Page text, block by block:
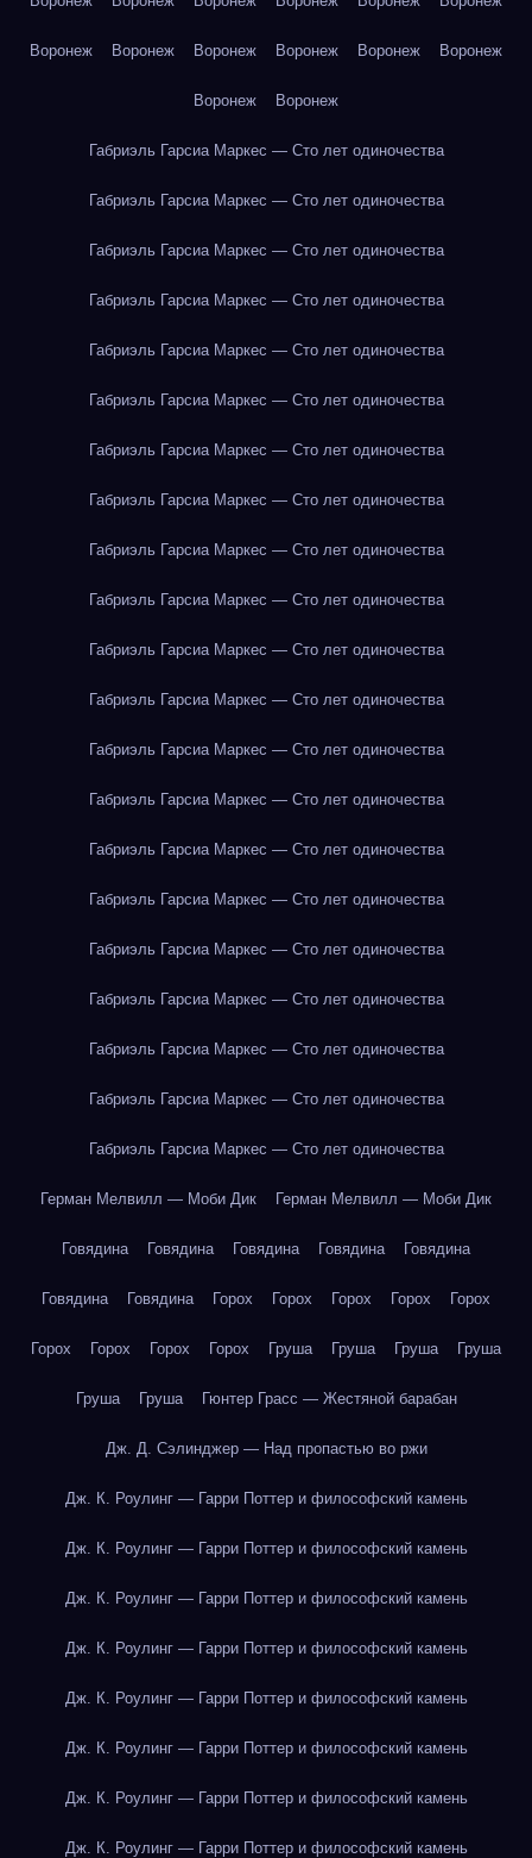
Воронеж Воронеж Воронеж Воронеж Воронеж Воронеж
Воронеж Воронеж
Габриэль Гарсиа Маркес — Сто лет одиночества
Габриэль Гарсиа Маркес — Сто лет одиночества
Габриэль Гарсиа Маркес — Сто лет одиночества
Габриэль Гарсиа Маркес — Сто лет одиночества
Габриэль Гарсиа Маркес — Сто лет одиночества
Габриэль Гарсиа Маркес — Сто лет одиночества
Габриэль Гарсиа Маркес — Сто лет одиночества
Габриэль Гарсиа Маркес — Сто лет одиночества
Габриэль Гарсиа Маркес — Сто лет одиночества
Габриэль Гарсиа Маркес — Сто лет одиночества
Габриэль Гарсиа Маркес — Сто лет одиночества
Габриэль Гарсиа Маркес — Сто лет одиночества
Габриэль Гарсиа Маркес — Сто лет одиночества
Габриэль Гарсиа Маркес — Сто лет одиночества
Габриэль Гарсиа Маркес — Сто лет одиночества
Габриэль Гарсиа Маркес — Сто лет одиночества
Габриэль Гарсиа Маркес — Сто лет одиночества
Габриэль Гарсиа Маркес — Сто лет одиночества
Габриэль Гарсиа Маркес — Сто лет одиночества
Габриэль Гарсиа Маркес — Сто лет одиночества
Габриэль Гарсиа Маркес — Сто лет одиночества
Герман Мелвилл — Моби Дик Герман Мелвилл — Моби Дик
Говядина Говядина Говядина Говядина Говядина
Говядина Говядина Горох Горох Горох Горох Горох
Горох Горох Горох Горох Груша Груша Груша Груша
Груша Груша Гюнтер Грасс — Жестяной барабан
Дж. Д. Сэлинджер — Над пропастью во ржи
Дж. К. Роулинг — Гарри Поттер и философский камень
Дж. К. Роулинг — Гарри Поттер и философский камень
Дж. К. Роулинг — Гарри Поттер и философский камень
Дж. К. Роулинг — Гарри Поттер и философский камень
Дж. К. Роулинг — Гарри Поттер и философский камень
Дж. К. Роулинг — Гарри Поттер и философский камень
Дж. К. Роулинг — Гарри Поттер и философский камень
Дж. К. Роулинг — Гарри Поттер и философский камень